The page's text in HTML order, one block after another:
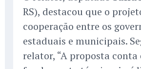
RS), destacou que o
cooperação entre os
estaduais e municipais.
relator, “A proposta conta